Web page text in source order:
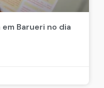
Barueri no dia